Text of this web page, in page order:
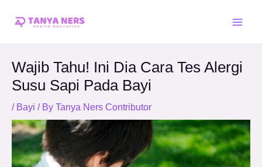
Wajib Tahu! Ini Dia Cara Tes Alergi
Susu Sapi Pada Bayi
/ Bayi / By Tanya Ners Contributor
navigation